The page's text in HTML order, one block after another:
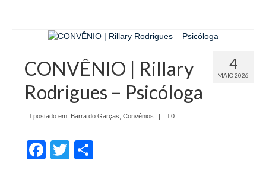
4
MAIO 2026
CONVÊNIO | Rillary
Rodrigues – Psicóloga
postado em: Barra do Garças Convênios | 0
Facebook
Twitter